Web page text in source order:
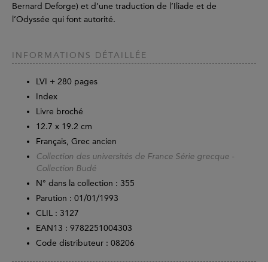
Bernard Deforge) et d’une traduction de l’Iliade et de
l’Odyssée qui font autorité.
INFORMATIONS DÉTAILLÉE
LVI + 280 pages
Index
Livre broché
12.7 x 19.2 cm
Français, Grec ancien
Collection des universités de France Série grecque -
Collection Budé
N° dans la collection : 355
Parution : 01/01/1993
CLIL : 3127
EAN13 : 9782251004303
Code distributeur : 08206